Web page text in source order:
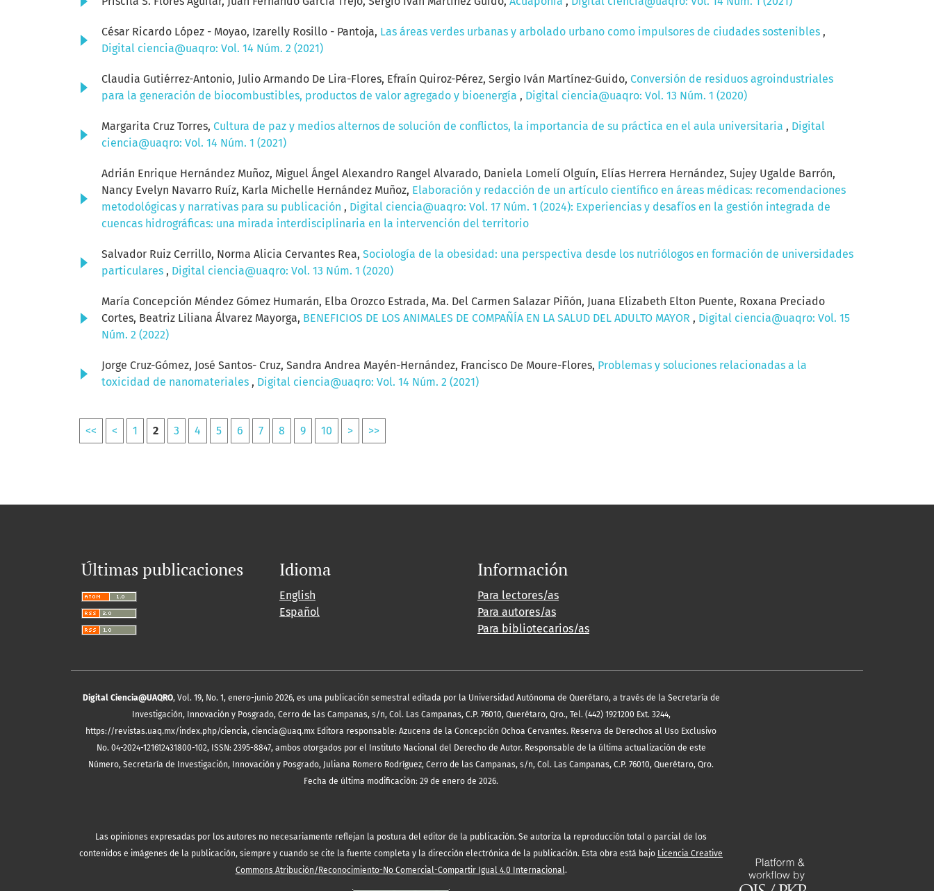
César Ricardo López - Moyao, Izarelly Rosillo - Pantoja, Las áreas verdes urbanas y arbolado urbano como impulsores de ciudades sostenibles ,
Digital ciencia@uaqro: Vol. 14 Núm. 2 (2021)
Claudia Gutiérrez-Antonio, Julio Armando De Lira-Flores, Efraín Quiroz-Pérez, Sergio Iván Martínez-Guido, Conversión de residuos agroindustriales
para la generación de biocombustibles, productos de valor agregado y bioenergía , Digital ciencia@uaqro: Vol. 13 Núm. 1 (2020)
Margarita Cruz Torres, Cultura de paz y medios alternos de solución de conflictos, la importancia de su práctica en el aula universitaria , Digital
ciencia@uaqro: Vol. 14 Núm. 1 (2021)
Adrián Enrique Hernández Muñoz, Miguel Ángel Alexandro Rangel Alvarado, Daniela Lomelí Olguín, Elías Herrera Hernández, Sujey Ugalde Barrón,
Nancy Evelyn Navarro Ruíz, Karla Michelle Hernández Muñoz, Elaboración y redacción de un artículo científico en áreas médicas: recomendaciones
metodológicas y narrativas para su publicación , Digital ciencia@uaqro: Vol. 17 Núm. 1 (2024): Experiencias y desafíos en la gestión integrada de
cuencas hidrográficas: una mirada interdisciplinaria en la intervención del territorio
Salvador Ruiz Cerrillo, Norma Alicia Cervantes Rea, Sociología de la obesidad: una perspectiva desde los nutriólogos en formación de universidades
particulares , Digital ciencia@uaqro: Vol. 13 Núm. 1 (2020)
María Concepción Méndez Gómez Humarán, Elba Orozco Estrada, Ma. Del Carmen Salazar Piñón, Juana Elizabeth Elton Puente, Roxana Preciado
Cortes, Beatriz Liliana Álvarez Mayorga, BENEFICIOS DE LOS ANIMALES DE COMPAÑÍA EN LA SALUD DEL ADULTO MAYOR , Digital ciencia@uaqro: Vol. 15
Núm. 2 (2022)
Jorge Cruz-Gómez, José Santos- Cruz, Sandra Andrea Mayén-Hernández, Francisco De Moure-Flores, Problemas y soluciones relacionadas a la
toxicidad de nanomateriales , Digital ciencia@uaqro: Vol. 14 Núm. 2 (2021)
<< < 1 2 3 4 5 6 7 8 9 10 > >>
Últimas publicaciones Idioma
English
Español
Información
Para lectores/as
Para autores/as
Para bibliotecarios/as
Digital Ciencia@UAQRO, Vol. 19, No. 1, enero-junio 2026, es una publicación semestral editada por la Universidad Autónoma de Querétaro, a través de la Secretaría de
Investigación, Innovación y Posgrado, Cerro de las Campanas, s/n, Col. Las Campanas, C.P. 76010, Querétaro, Qro., Tel. (442) 1921200 Ext. 3244,
https://revistas.uaq.mx/index.php/ciencia, ciencia@uaq.mx Editora responsable: Azucena de la Concepción Ochoa Cervantes. Reserva de Derechos al Uso Exclusivo
No. 04-2024-121612431800-102, ISSN: 2395-8847, ambos otorgados por el Instituto Nacional del Derecho de Autor. Responsable de la última actualización de este
Número, Secretaría de Investigación, Innovación y Posgrado, Juliana Romero Rodríguez, Cerro de las Campanas, s/n, Col. Las Campanas, C.P. 76010, Querétaro, Qro.
Fecha de última modificación: 29 de enero de 2026.
Las opiniones expresadas por los autores no necesariamente reflejan la postura del editor de la publicación. Se autoriza la reproducción total o parcial de los
contenidos e imágenes de la publicación, siempre y cuando se cite la fuente completa y la dirección electrónica de la publicación. Esta obra está bajo Licencia Creative
Commons Atribución/Reconocimiento-No Comercial-Compartir Igual 4.0 Internacional.